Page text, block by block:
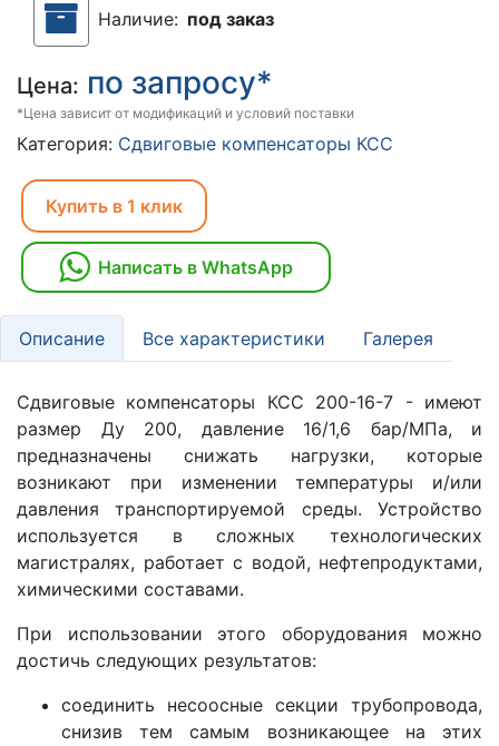
Наличие: под заказ
Цена: по запросу*
*Цена зависит от модификаций и условий поставки
Категория: Сдвиговые компенсаторы КСС
Купить в 1 клик
Написать в WhatsApp
Описание Все характеристики Галерея
Сдвиговые компенсаторы КСС 200-16-7 - имеют
размер Ду 200, давление 16/1,6 бар/МПа, и
предназначены снижать нагрузки, которые
возникают при изменении температуры и/или
давления транспортируемой среды. Устройство
используется в сложных технологических
магистралях, работает с водой, нефтепродуктами,
химическими составами.
При использовании этого оборудования можно
достичь следующих результатов:
соединить несоосные секции трубопровода,
снизив тем самым возникающее на этих